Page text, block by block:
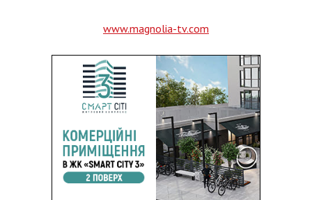
www.magnolia-tv.com